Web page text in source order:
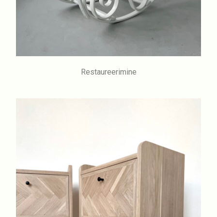
Restaureerimine